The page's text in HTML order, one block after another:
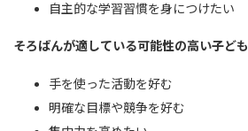
自主的な学習習慣を身につけたい
そろばんが適している可能性の高い子ども
手を使った活動を好む
明確な目標や競争を好む